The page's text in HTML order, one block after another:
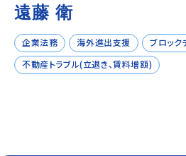
遠藤 衛
企業法務 海外進出支援
ブロック
不動産トラブル(立退き、賃料増額)